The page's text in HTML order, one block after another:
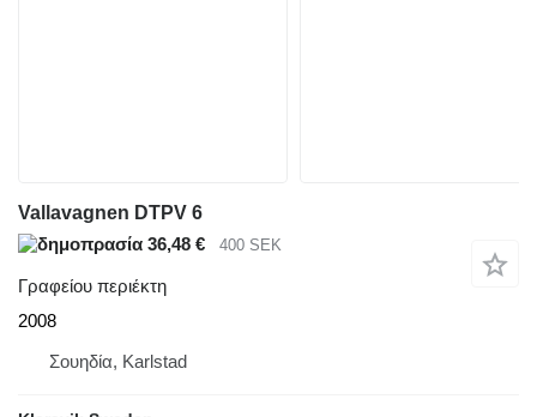
Vallavagnen DTPV 6
36,48 €
400 SEK
Γραφείου περιέκτη
2008
Σουηδία, Karlstad